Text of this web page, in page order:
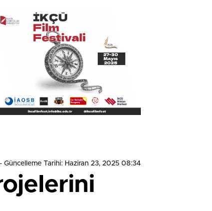
- Güncelleme Tarihi: Haziran 23, 2025 08:34